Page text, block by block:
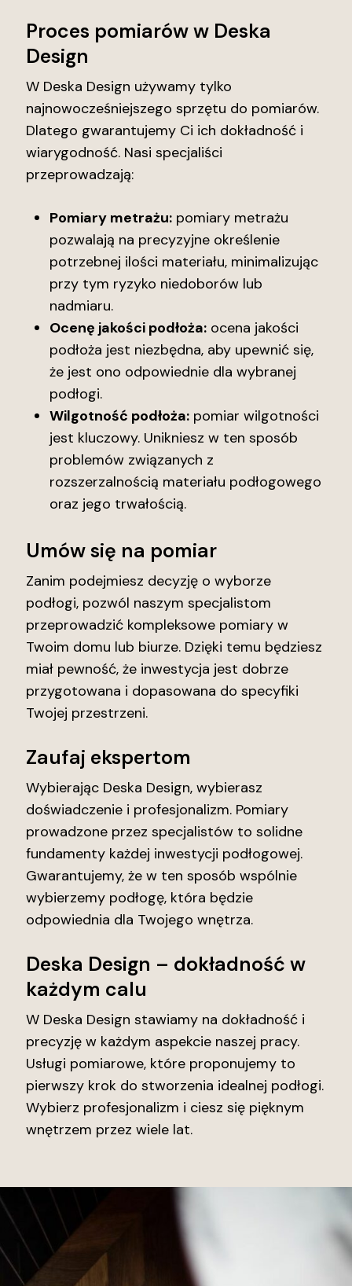
Proces pomiarów w Deska
Design
W Deska Design używamy tylko
najnowocześniejszego sprzętu do pomiarów.
Dlatego gwarantujemy Ci ich dokładność i
wiarygodność. Nasi specjaliści
przeprowadzają:
Pomiary metrażu: pomiary metrażu
pozwalają na precyzyjne określenie
potrzebnej ilości materiału, minimalizując
przy tym ryzyko niedoborów lub
nadmiaru.
Ocenę jakości podłoża: ocena jakości
podłoża jest niezbędna, aby upewnić się,
że jest ono odpowiednie dla wybranej
podłogi.
Wilgotność podłoża: pomiar wilgotności
jest kluczowy. Unikniesz w ten sposób
problemów związanych z
rozszerzalnością materiału podłogowego
oraz jego trwałością.
Umów się na pomiar
Zanim podejmiesz decyzję o wyborze
podłogi, pozwól naszym specjalistom
przeprowadzić kompleksowe pomiary w
Twoim domu lub biurze. Dzięki temu będziesz
miał pewność, że inwestycja jest dobrze
przygotowana i dopasowana do specyfiki
Twojej przestrzeni.
Zaufaj ekspertom
Wybierając Deska Design, wybierasz
doświadczenie i profesjonalizm. Pomiary
prowadzone przez specjalistów to solidne
fundamenty każdej inwestycji podłogowej.
Gwarantujemy, że w ten sposób wspólnie
wybierzemy podłogę, która będzie
odpowiednia dla Twojego wnętrza.
Deska Design – dokładność w
każdym calu
W Deska Design stawiamy na dokładność i
precyzję w każdym aspekcie naszej pracy.
Usługi pomiarowe, które proponujemy to
pierwszy krok do stworzenia idealnej podłogi.
Wybierz profesjonalizm i ciesz się pięknym
wnętrzem przez wiele lat.